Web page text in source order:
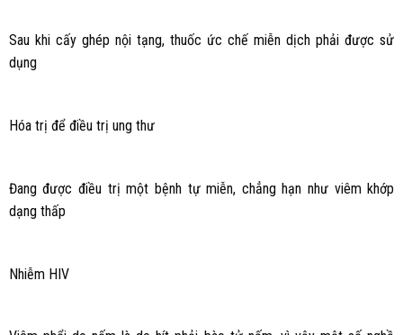
Sau khi cấy ghép nội tạng, thuốc ức chế miễn dịch phải được sử
dụng
Hóa trị để điều trị ung thư
Đang được điều trị một bệnh tự miễn, chẳng hạn như viêm khớp
dạng thấp
Nhiễm HIV